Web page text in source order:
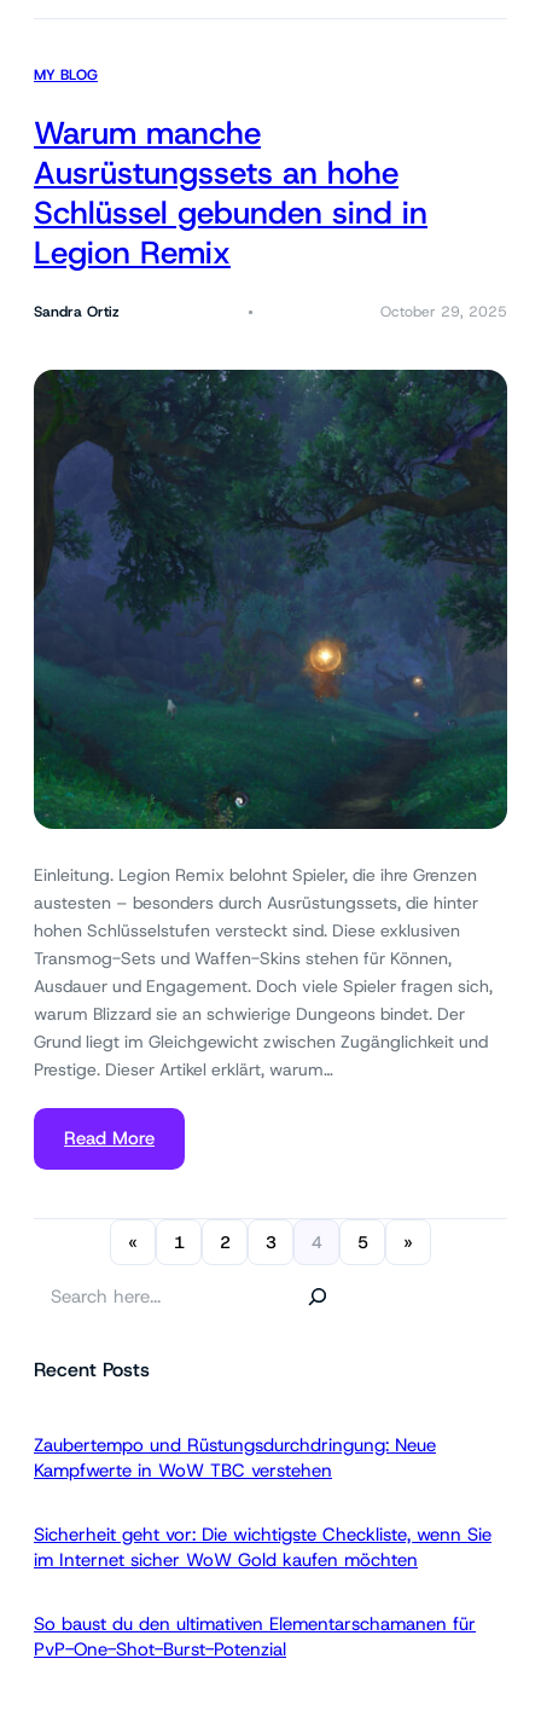
MY BLOG
Warum manche
Ausrüstungssets an hohe
Schlüssel gebunden sind in
Legion Remix
Sandra Ortiz October 29, 2025
Einleitung. Legion Remix belohnt Spieler, die ihre Grenzen
austesten – besonders durch Ausrüstungssets, die hinter
hohen Schlüsselstufen versteckt sind. Diese exklusiven
Transmog-Sets und Waffen-Skins stehen für Können,
Ausdauer und Engagement. Doch viele Spieler fragen sich,
warum Blizzard sie an schwierige Dungeons bindet. Der
Grund liegt im Gleichgewicht zwischen Zugänglichkeit und
Prestige. Dieser Artikel erklärt, warum…
Read More
« 1 2 3 4 5 »
rRecent Posts
Zaubertempo und Rüstungsdurchdringung: Neue
Kampfwerte in WoW TBC verstehen
Sicherheit geht vor: Die wichtigste Checkliste, wenn Sie
im Internet sicher WoW Gold kaufen möchten
So baust du den ultimativen Elementarschamanen für
PvP-One-Shot-Burst-Potenzial